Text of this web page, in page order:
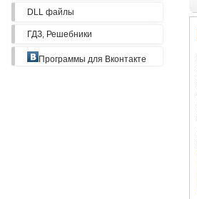
DLL файлы
ГДЗ, Решебники
Программы для Вконтакте